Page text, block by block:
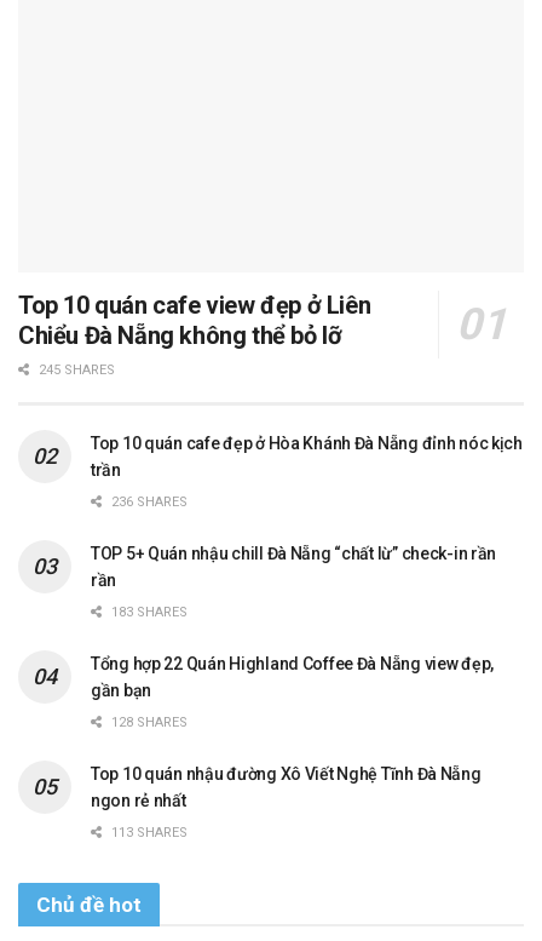
Top 10 quán cafe view đẹp ở Liên
Chiểu Đà Nẵng không thể bỏ lỡ
245 SHARES
Top 10 quán cafe đẹp ở Hòa Khánh Đà Nẵng đỉnh nóc kịch
trần
236 SHARES
TOP 5+ Quán nhậu chill Đà Nẵng “chất lừ” check-in rần
rần
183 SHARES
Tổng hợp 22 Quán Highland Coffee Đà Nẵng view đẹp,
gần bạn
128 SHARES
Top 10 quán nhậu đường Xô Viết Nghệ Tĩnh Đà Nẵng
ngon rẻ nhất
113 SHARES
Chủ đề hot